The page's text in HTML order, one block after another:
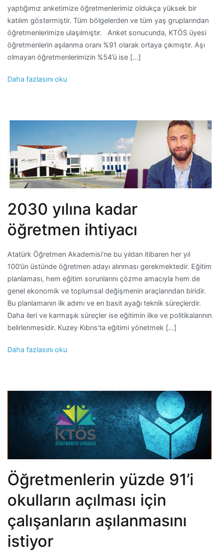
yaptığımız anketimize öğretmenlerimiz oldukça yüksek bir
katılım göstermiştir. Tüm bölgelerden ve tüm yaş gruplarından
öğretmenlerimize ulaşılmıştır. Anket sonucunda, KTÖS üyesi
öğretmenlerin aşılanma oranı %91 olarak ortaya çıkmıştır. Aşı
olmayan öğretmenlerimizin %54’ü ise […]
Daha fazlasını oku
2030 yılına kadar
öğretmen ihtiyacı
Atatürk Öğretmen Akademisi’ne bu yıldan itibaren her yıl
100’ün üstünde öğretmen adayı alınması gerekmektedir. Eğitim
planlaması, hem eğitim sorunlarını çözme amacıyla hem de
genel ekonomik ve toplumsal değişmenin araçlarından biridir.
Bu planlamanın ilk adımı ve en basit ayağı teknik süreçlerdir.
Daha ileri ve karmaşık süreçler ise eğitimin ilke ve politikalarının
belirlenmesidir. Kuzey Kıbrıs’ta eğitimi yönetmek […]
Daha fazlasını oku
Öğretmenlerin yüzde 91’i
okulların açılması için
çalışanların aşılanmasını
istiyor